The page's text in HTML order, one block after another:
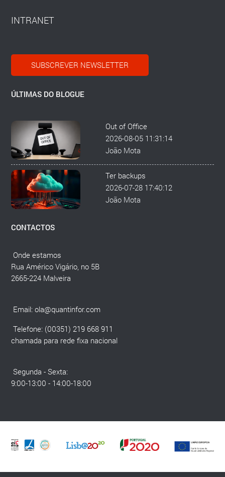
INTRANET
SUBSCREVER NEWSLETTER
ÚLTIMAS DO BLOGUE
Out of Office
2026-08-05 11:31:14
João Mota
Ter backups
2026-07-28 17:40:12
João Mota
CONTACTOS
Onde estamos
Rua Américo Vigário, no 5B
2665-224 Malveira
Email:ola@quantinfor.com
Telefone: (00351) 219 668 911
chamada para rede fixa nacional
Segunda - Sexta:
9:00-13:00 - 14:00-18:00